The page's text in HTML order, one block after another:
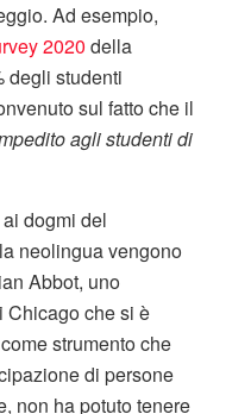
Ad esempio,
2020 della
degli studenti
sul fatto che il
agli studenti di
dogmi del
neolingua vengono
Abbot, uno
Chicago che si è
strumento che
di persone
non ha potuto tenere